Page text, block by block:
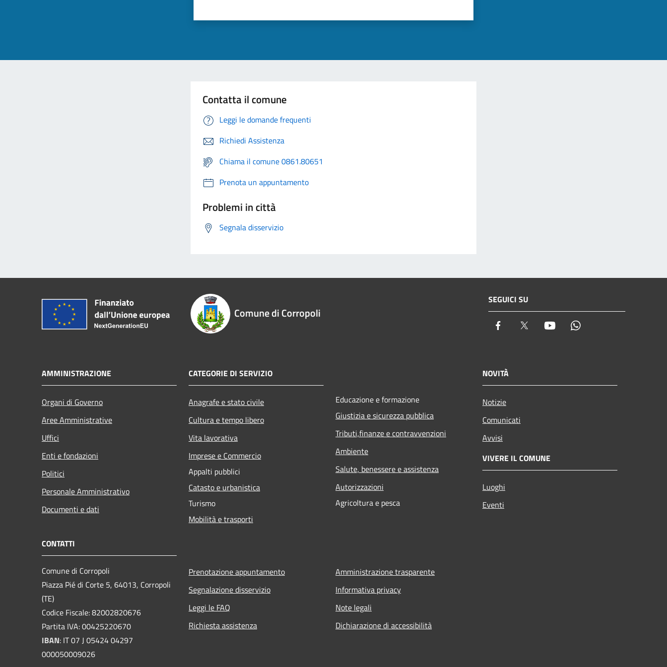
Contatta il comune
Leggi le domande frequenti
Richiedi Assistenza
Chiama il comune 0861.80651
Prenota un appuntamento
Problemi in città
Segnala disservizio
Comune di Corropoli
SEGUICI SU
Facebook Twitter Youtube
AMMINISTRAZIONE
Organi di Governo
Aree Amministrative
Uffici
Enti e fondazioni
Politici
Personale Amministrativo
Documenti e dati
CATEGORIE DI SERVIZIO
Anagrafe e stato civile
Cultura e tempo libero
Vita lavorativa
Imprese e Commercio
Appalti pubblici
Catasto e urbanistica
Turismo
Mobilità e trasporti
Educazione e formazione
Giustizia e sicurezza pubblica
Tributi,finanze e contravvenzioni
Ambiente
Salute, benessere e assistenza
Autorizzazioni
Agricoltura e pesca
NOVITÀ
Notizie
Comunicati
Avvisi
VIVERE IL COMUNE
Luoghi
Eventi
CONTATTI
Comune di Corropoli
Piazza Pié di Corte 5, 64013, Corropoli
(TE)
Codice Fiscale: 82002820676
Partita IVA: 00425220670
IBAN: IT 07 J 05424 04297
000050009026
Prenotazione appuntamento
Segnalazione disservizio
Leggi le FAQ
Richiesta assistenza
Amministrazione trasparente
Informativa privacy
Note legali
Dichiarazione di accessibilità